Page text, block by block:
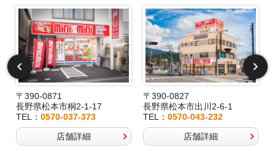
〒390-0871
長野県松本市桐2-1-17
TEL：0570-037-373
店舗詳細
〒390-0827
長野県松本市出川2-6-1
TEL：0570-043-232
店舗詳細